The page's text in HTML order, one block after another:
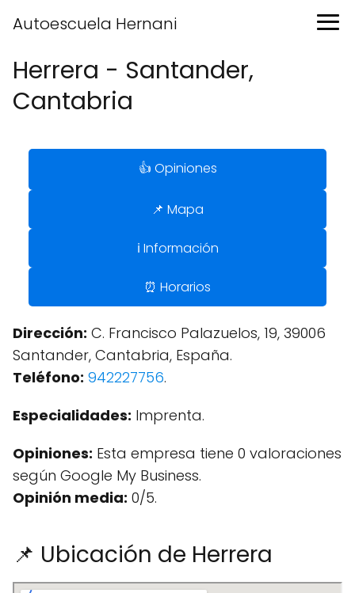
Autoescuela Hernani
Herrera - Santander,
Cantabria
👍 Opiniones
📌 Mapa
ℹ️ Información
⏰ Horarios
Dirección: C. Francisco Palazuelos, 19, 39006
Santander, Cantabria, España.
Teléfono: 942227756.
Especialidades: Imprenta.
Opiniones: Esta empresa tiene 0 valoraciones
según Google My Business.
Opinión media: 0/5.
📌 Ubicación de Herrera